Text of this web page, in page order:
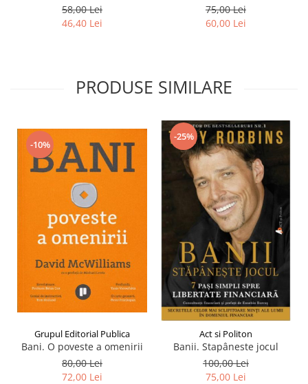
58,00 Lei
46,40 Lei
75,00 Lei
60,00 Lei
PRODUSE SIMILARE
-10%
Grupul Editorial Publica
Bani. O poveste a omenirii
80,00 Lei
72,00 Lei
-25%
Act si Politon
Banii. Stapâneste jocul
100,00 Lei
75,00 Lei